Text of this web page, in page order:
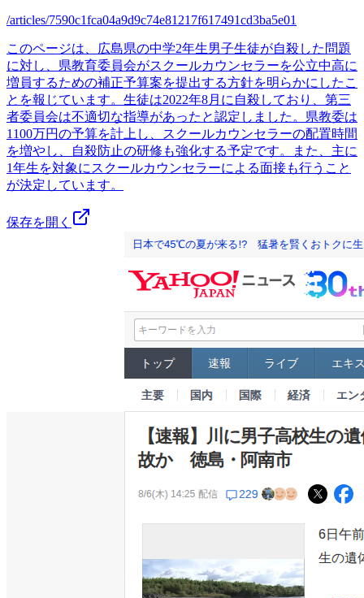
/articles/7590c1fca04a9d9c74e81217f617491cd3ba5e01
このページは、広島県の中学2年生男子生徒が自殺した問題
に対し、県教育委員会がスクールカウンセラーを公立中高に
増員するための補正予算案を提出する方針を明らかにしたこ
とを報じています。生徒は2022年8月に自殺しており、第三
者委員会は不適切な指導があったと認定しました。県教委は
1100万円の予算を計上し、スクールカウンセラーの配置時間
を増やし、自殺防止の研修も強化する予定です。また、主に
1年生を対象にスクールカウンセラーによる面接も行うこと
が決定しています。
保存を開く